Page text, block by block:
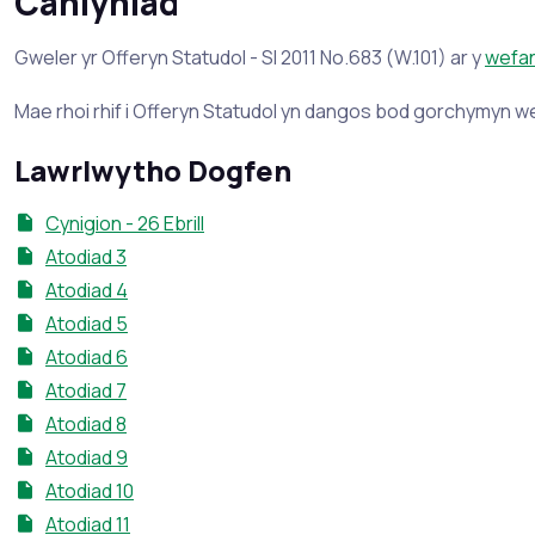
Gweler yr Offeryn Statudol - SI 2011 No.683 (W.101) ar y
Mae rhoi rhif i Offeryn Statudol yn dangos bod gorchymyn
Lawrlwytho Dogfen
Cynigion - 26 Ebrill
Atodiad 3
Atodiad 4
Atodiad 5
Atodiad 6
Atodiad 7
Atodiad 8
Atodiad 9
Atodiad 10
Atodiad 11